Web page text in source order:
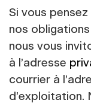
Si vous
nos
nous vous
à l’adresse
courrier à